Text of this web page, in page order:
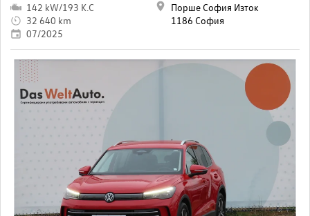
142 kW/193 K.C
32 640 km
07/2025
Порше София Изток
1186 София